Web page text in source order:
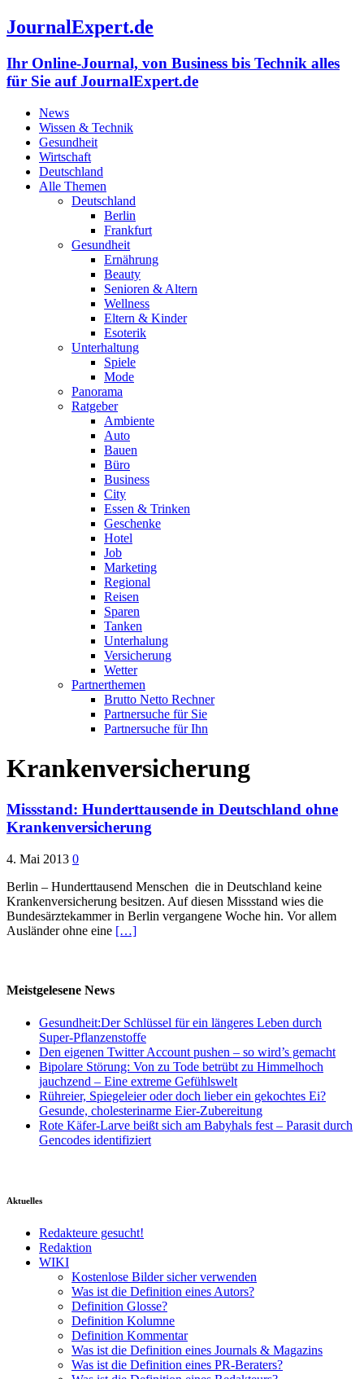
JournalExpert.de
Ihr Online-Journal, von Business bis Technik alles
für Sie auf JournalExpert.de
News
Wissen & Technik
Gesundheit
Wirtschaft
Deutschland
Alle Themen
Deutschland
Berlin
Frankfurt
Gesundheit
Ernährung
Beauty
Senioren & Altern
Wellness
Eltern & Kinder
Esoterik
Unterhaltung
Spiele
Mode
Panorama
Ratgeber
Ambiente
Auto
Bauen
Büro
Business
City
Essen & Trinken
Geschenke
Hotel
Job
Marketing
Regional
Reisen
Sparen
Tanken
Unterhalung
Versicherung
Wetter
Partnerthemen
Brutto Netto Rechner
Partnersuche für Sie
Partnersuche für Ihn
Krankenversicherung
Missstand: Hunderttausende in Deutschland ohne
Krankenversicherung
4. Mai 2013 0
Berlin – Hunderttausend Menschen die in Deutschland keine
Krankenversicherung besitzen. Auf diesen Missstand wies die
Bundesärztekammer in Berlin vergangene Woche hin. Vor allem
Ausländer ohne eine […]
Meistgelesene News
Gesundheit:Der Schlüssel für ein längeres Leben durch
Super-Pflanzenstoffe
Den eigenen Twitter Account pushen – so wird’s gemacht
Bipolare Störung: Von zu Tode betrübt zu Himmelhoch
jauchzend – Eine extreme Gefühlswelt
Rühreier, Spiegeleier oder doch lieber ein gekochtes Ei?
Gesunde, cholesterinarme Eier-Zubereitung
Rote Käfer-Larve beißt sich am Babyhals fest – Parasit durch
Gencodes identifiziert
Aktuelles
Redakteure gesucht!
Redaktion
WIKI
Kostenlose Bilder sicher verwenden
Was ist die Definition eines Autors?
Definition Glosse?
Definition Kolumne
Definition Kommentar
Was ist die Definition eines Journals & Magazins
Was ist die Definition eines PR-Beraters?